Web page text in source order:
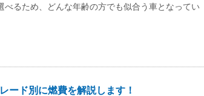
べるため、どんな年齢の方でも似合う車となってい
ード別に燃費を解説します！